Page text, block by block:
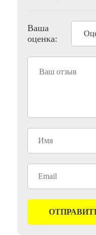
Ваша
оценка: